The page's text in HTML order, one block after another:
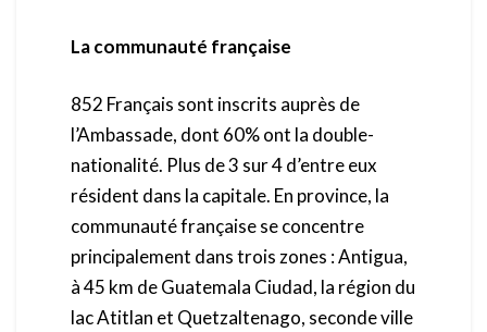
La communauté française
852 Français sont inscrits auprès de
l’Ambassade, dont 60% ont la double-
nationalité. Plus de 3 sur 4 d’entre eux
résident dans la capitale. En province, la
communauté française se concentre
principalement dans trois zones : Antigua,
à 45 km de Guatemala Ciudad, la région du
lac Atitlan et Quetzaltenago, seconde ville